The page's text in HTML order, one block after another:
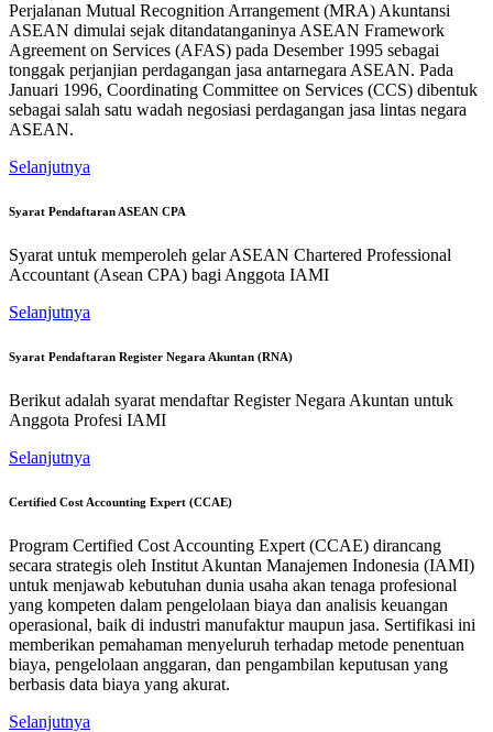
Perjalanan Mutual Recognition Arrangement (MRA) Akuntansi
ASEAN dimulai sejak ditandatanganinya ASEAN Framework
Agreement on Services (AFAS) pada Desember 1995 sebagai
tonggak perjanjian perdagangan jasa antarnegara ASEAN. Pada
Januari 1996, Coordinating Committee on Services (CCS) dibentuk
sebagai salah satu wadah negosiasi perdagangan jasa lintas negara
ASEAN.
Selanjutnya
Syarat Pendaftaran ASEAN CPA
Syarat untuk memperoleh gelar ASEAN Chartered Professional
Accountant (Asean CPA) bagi Anggota IAMI
Selanjutnya
Syarat Pendaftaran Register Negara Akuntan (RNA)
Berikut adalah syarat mendaftar Register Negara Akuntan untuk
Anggota Profesi IAMI
Selanjutnya
Certified Cost Accounting Expert (CCAE)
Program Certified Cost Accounting Expert (CCAE) dirancang
secara strategis oleh Institut Akuntan Manajemen Indonesia (IAMI)
untuk menjawab kebutuhan dunia usaha akan tenaga profesional
yang kompeten dalam pengelolaan biaya dan analisis keuangan
operasional, baik di industri manufaktur maupun jasa. Sertifikasi ini
memberikan pemahaman menyeluruh terhadap metode penentuan
biaya, pengelolaan anggaran, dan pengambilan keputusan yang
berbasis data biaya yang akurat.
Selanjutnya